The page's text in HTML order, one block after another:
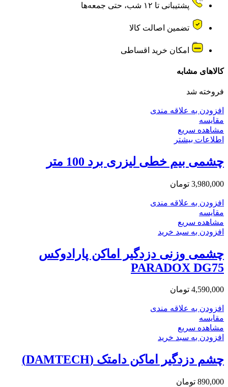
پشتیبانی تا ۱۲ شب، حتی جمعه‌ها
تضمین اصالت کالا
امکان خرید اقساطی
کالاهای مشابه
فروخته شد
افزودن به علاقه مندی
مقایسه
مشاهده سریع
اطلاعات بیشتر
چشمی بیم خطی لیزری برد 100 متر
3,980,000 تومان
افزودن به علاقه مندی
مقایسه
مشاهده سریع
افزودن به سبد خرید
چشمی وزنی دزدگیر اماکن پارادوکس
PARADOX DG75
4,590,000 تومان
افزودن به علاقه مندی
مقایسه
مشاهده سریع
افزودن به سبد خرید
چشم دزدگیر اماکن دامتک (DAMTECH)
890,000 تومان